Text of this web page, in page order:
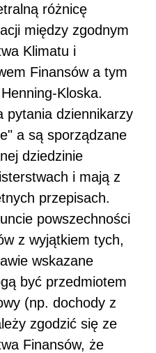
różnicę
między zgodnym
Klimatu i
Finansów a tym
Kloska.
pytania dziennikarzy
a są sporządzane
dziedzinie
i mają z
przepisach.
powszechności
z wyjątkiem tych,
wskazane
być przedmiotem
(np. dochody z
zgodzić się ze
Finansów, że